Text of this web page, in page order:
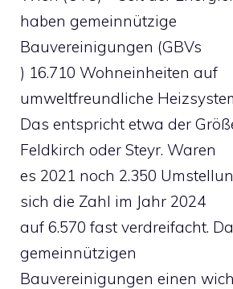
haben gemeinnützige
Bauvereinigungen (GBVs
) 16.710 Wohneinheiten auf
umweltfreundliche
Das entspricht etwa der
Feldkirch oder Steyr. Waren
es 2021 noch 2.350
sich die Zahl im Jahr 2024
auf 6.570 fast verdreifacht.
gemeinnützigen
Bauvereinigungen einen